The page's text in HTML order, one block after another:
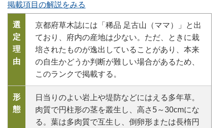
掲載項目の解説をみる
選
定
理
由
京都府草木誌には「稀品 足古山（ママ）」と出
ており、府内の産地は少ない。ただ、ときに栽
培されたものが逸出していることがあり、本来
の自生かどうか判断が難しい場合があるため、
このランクで掲載する。
形
態
日当りのよい岩上や堤防などにはえる多年草。
肉質で円柱形の茎を叢生し、高さ5～30cmにな
る。葉は多肉質で互生し、倒卵形または長楕円